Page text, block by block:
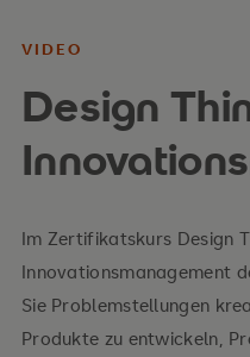
VIDEO
Design
Im Zertifikatskurs Design
Innovationsmanagement
Sie Problemstellungen
Produkte zu entwickeln,